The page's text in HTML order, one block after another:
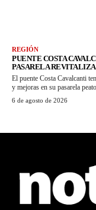
REGIÓN
PUENTE COSTA
PASARELA
El puente Costa Cavalcanti
y mejoras en su pasarela
6 de agosto de 2026